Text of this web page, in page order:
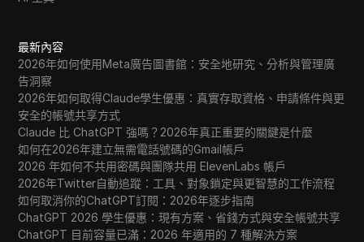
最新內容
2026年如何使用Meta廣告圖書館：安全地研究、分析與管理廣
告洞察
2026年如何取得Claude學生優惠：真實存取資格、申請條件與更
安全的帳號共享方式
Claude 比 ChatGPT 強嗎？2026年真正重要的關鍵是什麼
如何在2026年建立無需電話號碼的Gmail帳戶
2026 年如何不共用密碼與團隊共用 ElevenLabs 帳戶
2026年Twitter自動追蹤：工具、對象鎖定與更智慧的工作流程
如何取消你的ChatGPT訂閱：2026年逐步指南
ChatGPT 2026 學生優惠：現有方案、省錢方式與安全帳號共享
ChatGPT 目前容量已滿：2026 年適用的 7 種解決方案